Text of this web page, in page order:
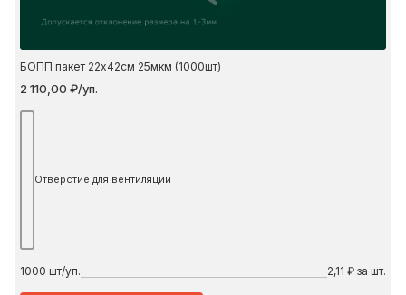
БОПП пакет 22х42см 25мкм (1000шт)
2 110,00 ₽/уп.
Отверстие для вентиляции
1000 шт/уп. 2,11 ₽ за шт.